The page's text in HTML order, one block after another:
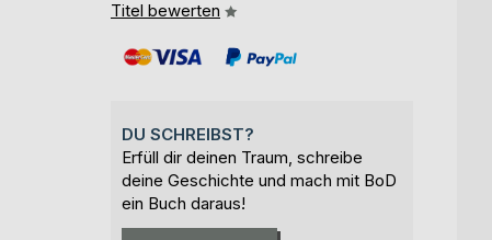
Titel bewerten
DU SCHREIBST?
Erfüll dir deinen Traum, schreibe
deine Geschichte und mach mit BoD
ein Buch daraus!